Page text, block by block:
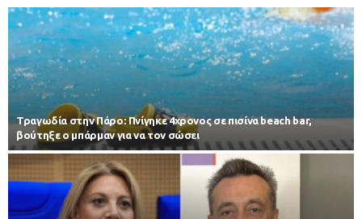
Τραγωδία στην Πάρο: Πνίγηκε 4χρονος σε πισίνα beach bar,
βούτηξε ο μπάρμαν για να τον σώσει